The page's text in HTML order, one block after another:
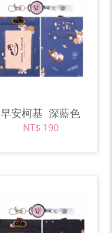
早安柯基 深藍色
NT$ 190